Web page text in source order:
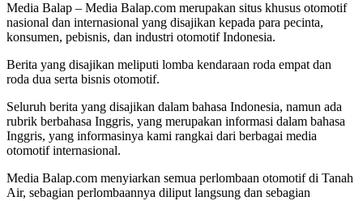
Media Balap – Media Balap.com merupakan situs khusus otomotif
nasional dan internasional yang disajikan kepada para pecinta,
konsumen, pebisnis, dan industri otomotif Indonesia.
Berita yang disajikan meliputi lomba kendaraan roda empat dan
roda dua serta bisnis otomotif.
Seluruh berita yang disajikan dalam bahasa Indonesia, namun ada
rubrik berbahasa Inggris, yang merupakan informasi dalam bahasa
Inggris, yang informasinya kami rangkai dari berbagai media
otomotif internasional.
Media Balap.com menyiarkan semua perlombaan otomotif di Tanah
Air, sebagian perlombaannya diliput langsung dan sebagian